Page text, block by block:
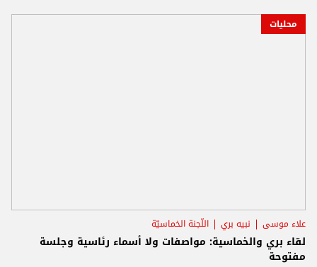
محليات
علاء موسى نبيه بري اللّجنة الخماسيّة
لقاء بري والخماسية: مواصفات ولا أسماء رئاسية وجلسة
مفتوحة